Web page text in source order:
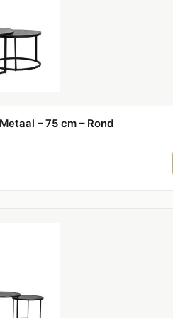
– 75 cm – Rond